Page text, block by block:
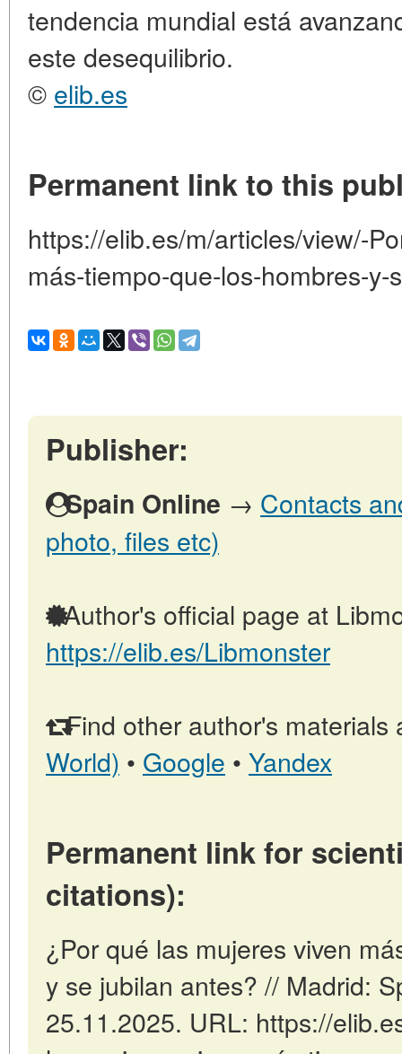
tendencia mundial está
este desequilibrio.
© elib.es
Permanent link to this
https://elib.es/m/articles/view/-
más-tiempo-que-los-hombres-y-
Publisher:
Spain Online → Contacts
photo, files etc)
Author's official page at
https://elib.es/Libmonster
Find other author's materials
World) • Google • Yandex
Permanent link for
citations):
¿Por qué las mujeres viven
y se jubilan antes? // Madrid:
25.11.2025. URL: https://